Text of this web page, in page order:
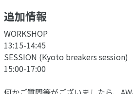
追加情報
WORKSHOP
13:15-14:45
SESSION (Kyoto breakers session)
15:00-17:00